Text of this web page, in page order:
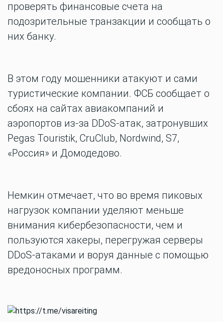
проверять финансовые счета на
подозрительные транзакции и сообщать о
них банку.
В этом году мошенники атакуют и сами
туристические компании. ФСБ сообщает о
сбоях на сайтах авиакомпаний и
аэропортов из-за DDoS-атак, затронувших
Pegas Touristik, CruClub, Nordwind, S7,
«Россия» и Домодедово.
Немкин отмечает, что во время пиковых
нагрузок компании уделяют меньше
внимания кибербезопасности, чем и
пользуются хакеры, перегружая серверы
DDoS-атаками и воруя данные с помощью
вредоносных программ.